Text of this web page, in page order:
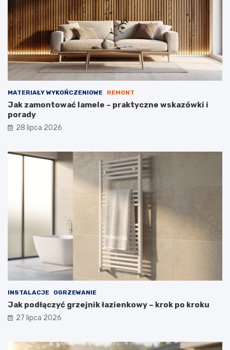
MATERIAŁY WYKOŃCZENIOWE REMONT
Jak zamontować lamele – praktyczne wskazówki i
porady
28 lipca 2026
INSTALACJE OGRZEWANIE
Jak podłączyć grzejnik łazienkowy – krok po kroku
27 lipca 2026